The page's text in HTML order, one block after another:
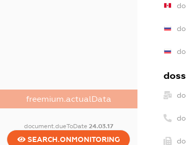
freemium.actualData
document.dueToDate 24.03.17
SEARCH.ONMONITORING